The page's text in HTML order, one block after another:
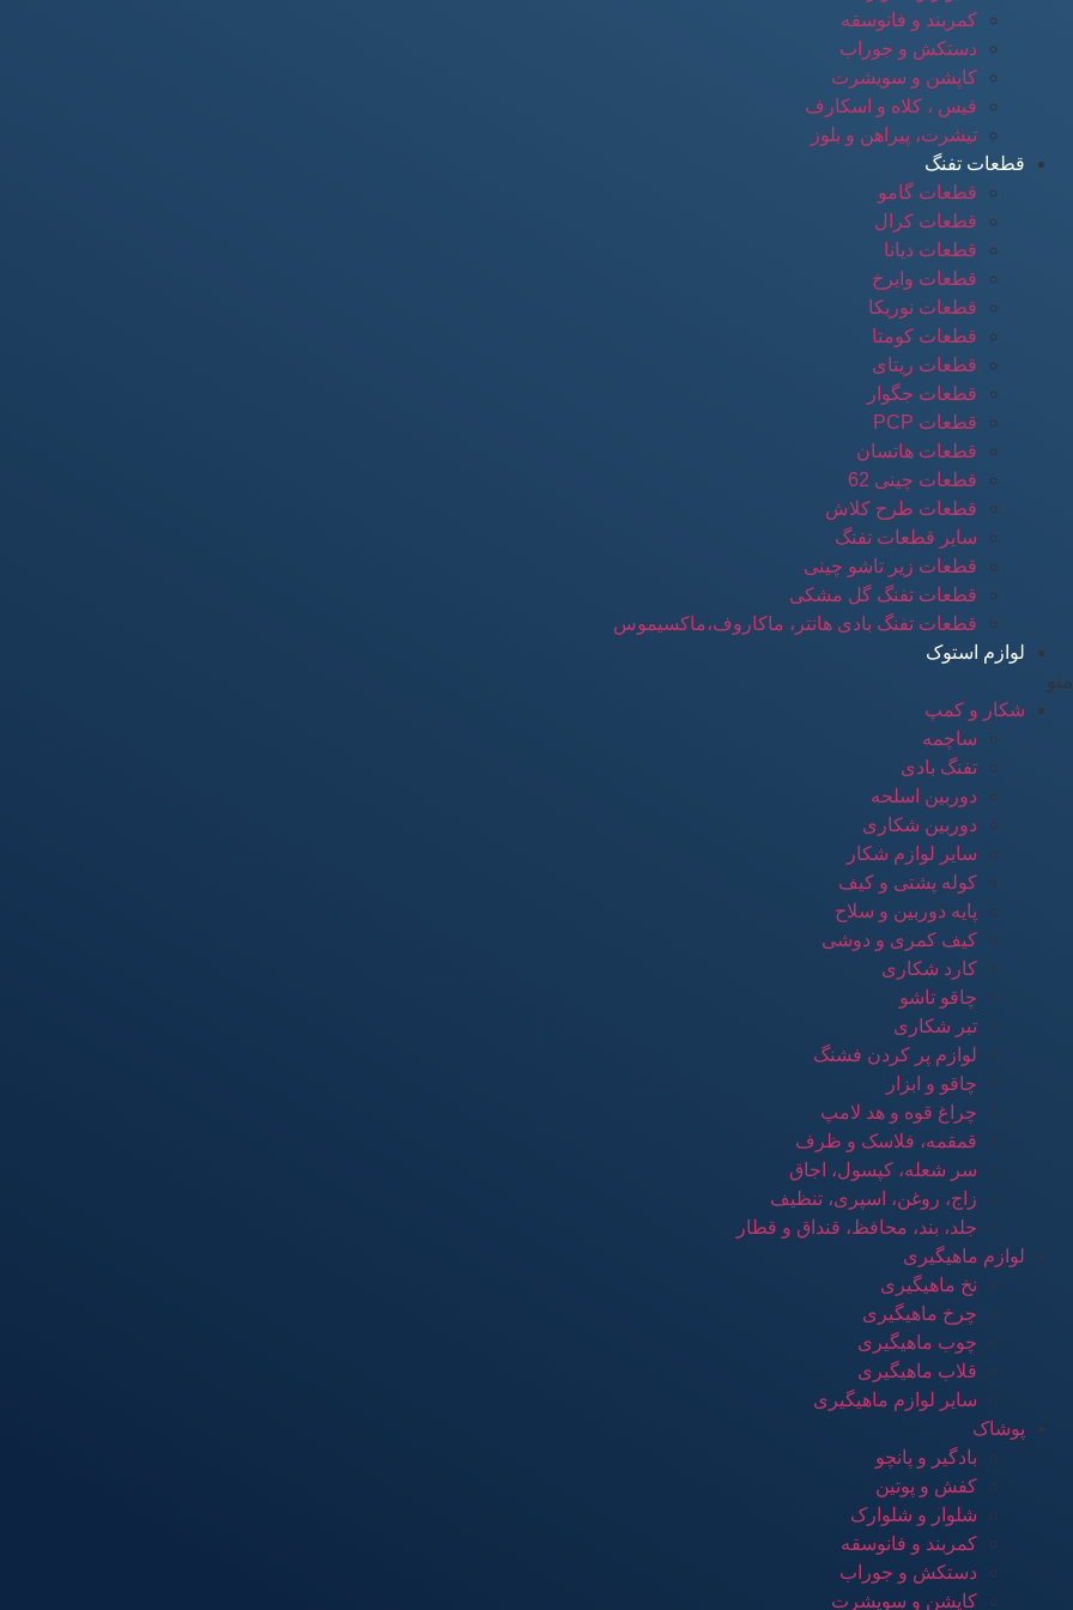
کمربند و فانوسقه
دستکش و جوراب
کاپشن و سویشرت
فیس ، کلاه و اسکارف
تیشرت، پیراهن و بلوز
قطعات تفنگ
قطعات گامو
قطعات کرال
قطعات دیانا
قطعات وایرخ
قطعات نوریکا
قطعات کومتا
قطعات ریتای
قطعات جگوار
قطعات PCP
قطعات هاتسان
قطعات چینی 62
قطعات طرح کلاش
سایر قطعات تفنگ
قطعات زیر تاشو چینی
قطعات تفنگ گل مشکی
قطعات تفنگ بادی هانتر، ماکاروف،ماکسیموس
لوازم استوک
منو
شکار و کمپ
ساچمه
تفنگ بادی
دوربین اسلحه
دوربین شکاری
سایر لوازم شکار
کوله پشتی و کیف
پایه دوربین و سلاح
کیف کمری و دوشی
کارد شکاری
چاقو تاشو
تبر شکاری
لوازم پر کردن فشنگ
چاقو و ابزار
چراغ قوه و هد لامپ
قمقمه، فلاسک و ظرف
سر شعله، کپسول، اجاق
زاج، روغن، اسپری، تنظیف
جلد، بند، محافظ، قنداق و قطار
لوازم ماهیگیری
نخ ماهیگیری
چرخ ماهیگیری
چوب ماهیگیری
قلاب ماهیگیری
سایر لوازم ماهیگیری
پوشاک
بادگیر و پانچو
کفش و پوتین
شلوار و شلوارک
کمربند و فانوسقه
دستکش و جوراب
کاپشن و سویشرت